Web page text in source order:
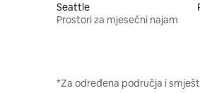
Seattle
Prostori za mjesečni najam
*Za određena područja i